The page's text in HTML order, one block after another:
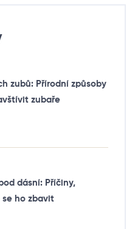
zubů: Přírodní způsoby
zubaře
dásní: Příčiny,
se ho zbavit